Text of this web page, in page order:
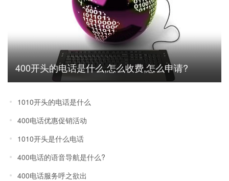
400开头的电话是什么,怎么收费,怎么申请?
1010开头的电话是什么
400电话优惠促销活动
1010开头是什么电话
400电话的语音导航是什么?
400电话服务呼之欲出